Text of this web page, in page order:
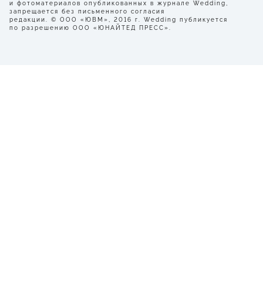
и фотоматериалов опубликованных в журнале Wedding,
запрещается без письменного согласия
редакции. © ООО «ЮВМ», 2016 г. Wedding публикуется
по разрешению ООО «ЮНАЙТЕД ПРЕСС».